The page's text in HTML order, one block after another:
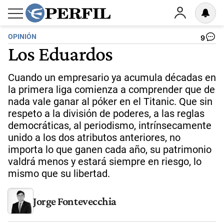
OPINIÓN 9
Los Eduardos
Cuando un empresario ya acumula décadas en
la primera liga comienza a comprender que de
nada vale ganar al póker en el Titanic. Que sin
respeto a la división de poderes, a las reglas
democráticas, al periodismo, intrínsecamente
unido a los dos atributos anteriores, no
importa lo que ganen cada año, su patrimonio
valdrá menos y estará siempre en riesgo, lo
mismo que su libertad.
Jorge Fontevecchia